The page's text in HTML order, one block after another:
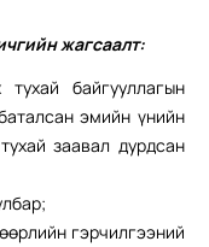
жагсаалт:
байгууллагын
эмийн үнийн
заавал дурдсан
гэрчилгээний